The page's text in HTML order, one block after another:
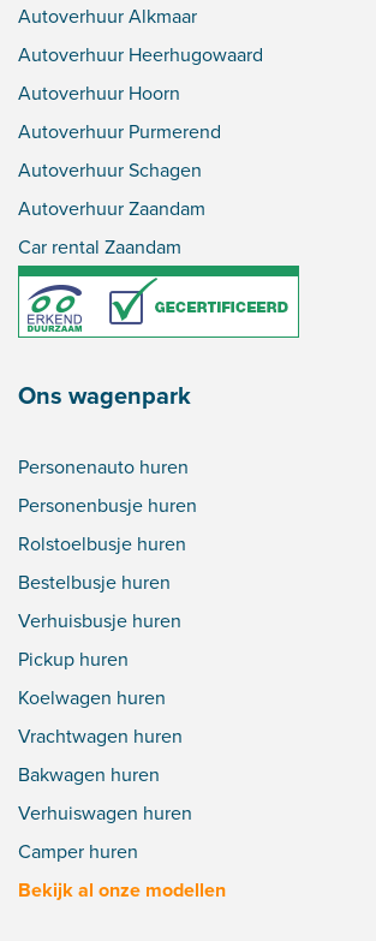
Autoverhuur Alkmaar
Autoverhuur Heerhugowaard
Autoverhuur Hoorn
Autoverhuur Purmerend
Autoverhuur Schagen
Autoverhuur Zaandam
Car rental Zaandam
Ons wagenpark
Personenauto huren
Personenbusje huren
Rolstoelbusje huren
Bestelbusje huren
Verhuisbusje huren
Pickup huren
Koelwagen huren
Vrachtwagen huren
Bakwagen huren
Verhuiswagen huren
Camper huren
Bekijk al onze modellen